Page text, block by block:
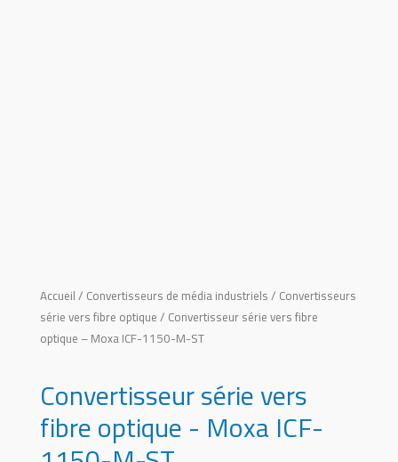
Accueil / Convertisseurs de média industriels / Convertisseurs
série vers fibre optique / Convertisseur série vers fibre
optique – Moxa ICF-1150-M-ST
Convertisseur série vers
fibre optique - Moxa ICF-